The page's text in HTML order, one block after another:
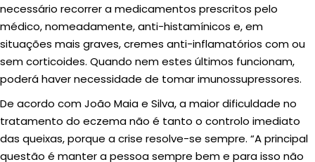
necessário recorrer a medicamentos prescritos pelo
médico, nomeadamente, anti-histamínicos e, em
situações mais graves, cremes anti-inflamatórios com ou
sem corticoides. Quando nem estes últimos funcionam,
poderá haver necessidade de tomar imunossupressores.
De acordo com João Maia e Silva, a maior dificuldade no
tratamento do eczema não é tanto o controlo imediato
das queixas, porque a crise resolve-se sempre. “A principal
questão é manter a pessoa sempre bem e para isso não